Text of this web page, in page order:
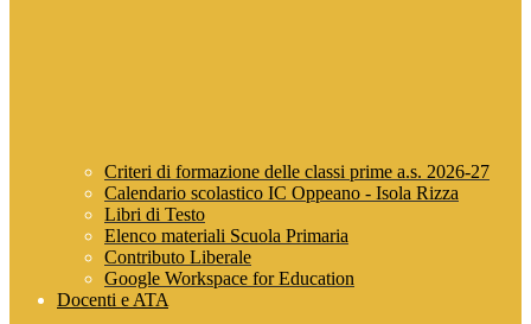
Criteri di formazione delle classi prime a.s. 2026-27
Calendario scolastico IC Oppeano - Isola Rizza
Libri di Testo
Elenco materiali Scuola Primaria
Contributo Liberale
Google Workspace for Education
Docenti e ATA